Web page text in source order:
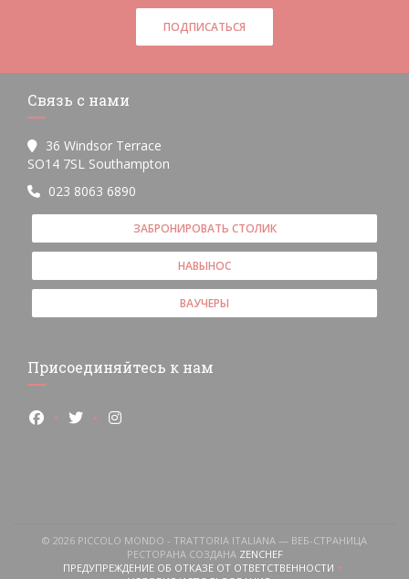
ПОДПИСАТЬСЯ
Связь с нами
36 Windsor Terrace
SO14 7SL Southampton
023 8063 6890
ЗАБРОНИРОВАТЬ СТОЛИК
НАВЫНОС
ВАУЧЕРЫ
Присоединяйтесь к нам
Facebook ((открывается в новом окне))
Twitter ((открывается в новом окне))
Instagram ((открывается в новом окне))
© 2026 PICCOLO MONDO - TRATTORIA ITALIANA — ВЕБ-СТРАНИЦА
РЕСТОРАНА СОЗДАНА ZENCHEF((ОТКРЫВАЕТСЯ В
ПРЕДУПРЕЖДЕНИЕ ОБ ОТКАЗЕ ОТ ОТВЕТСТВЕННОСТИ
((ОТКРЫВАЕТСЯ В НОВОМ ОКНЕ))